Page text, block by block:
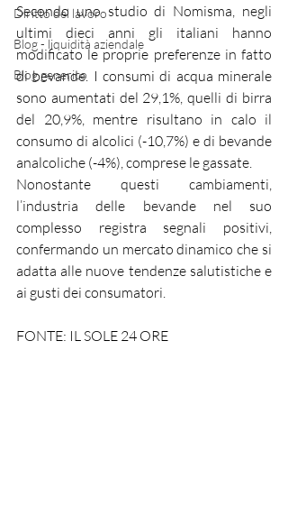
Diritto del lavoro
Blog - liquidità aziendale
Blog generico
Secondo uno studio di Nomisma, negli
ultimi dieci anni gli italiani hanno
modificato le proprie preferenze in fatto
di bevande. I consumi di acqua minerale
sono aumentati del 29,1%, quelli di birra
del 20,9%, mentre risultano in calo il
consumo di alcolici (-10,7%) e di bevande
analcoliche (-4%), comprese le gassate.
Nonostante questi cambiamenti,
l’industria delle bevande nel suo
complesso registra segnali positivi,
confermando un mercato dinamico che si
adatta alle nuove tendenze salutistiche e
ai gusti dei consumatori.
FONTE: IL SOLE 24 ORE